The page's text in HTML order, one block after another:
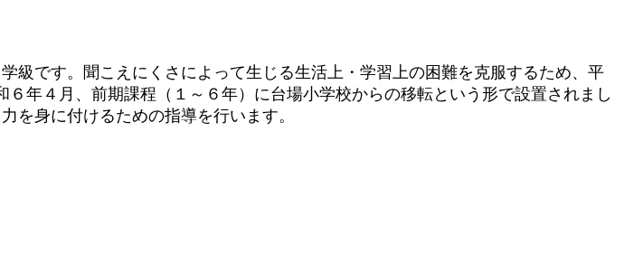
です。聞こえにくさによって生じる生活上・学習上の困難を克服するため、平
年４月、前期課程（１～６年）に台場小学校からの移転という形で設置されまし
を身に付けるための指導を行います。